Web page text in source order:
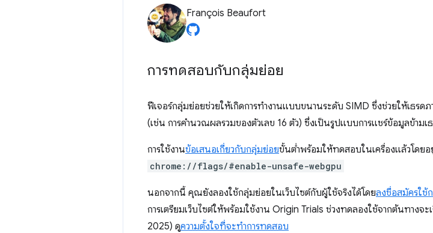
François Beaufort
การทดสอบกับกลุ่มย่อย
ฟีเจอร์กลุ่มย่อยช่วยให้เกิดการทำงานแบบขนานระดับ SIMD ซึ่งช่วยให้เธร
(เช่น การคำนวณผลรวมของตัวเลข 16 ตัว) ซึ่งเป็นรูปแบบการแชร์ข้อมูลข้าม
การใช้งานข้อเสนอเกี่ยวกับกลุ่มย่อยขั้นต่ำพร้อมให้ทดสอบในเครื่องแล้วโดย
chrome://flags/#enable-unsafe-webgpu
นอกจากนี้ คุณยังลองใช้กลุ่มย่อยในเว็บไซต์กับผู้ใช้จริงได้โดยลงชื่อสมัครใช้
การเตรียมเว็บไซต์ให้พร้อมใช้งาน Origin Trials ช่วงทดลองใช้จากต้นทาง
2025) ดูความตั้งใจที่จะทำการทดสอบ